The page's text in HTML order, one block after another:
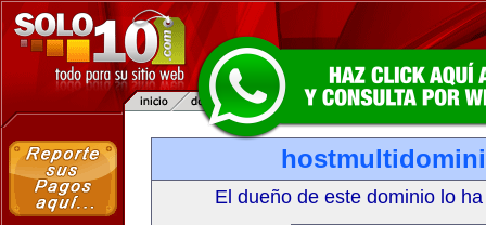
El dueño de este dominio lo